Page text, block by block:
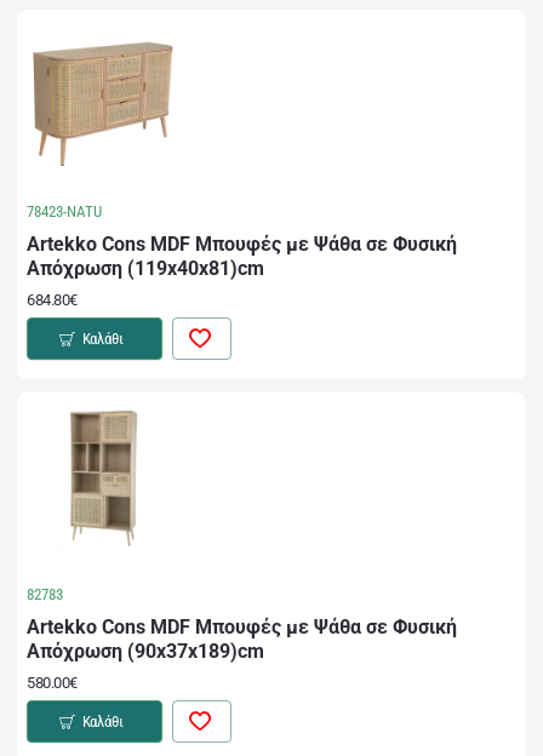
78423-NATU
Artekko Cons MDF Μπουφές με Ψάθα σε Φυσική
Απόχρωση (119x40x81)cm
684.80€
Καλάθι
82783
Artekko Cons MDF Μπουφές με Ψάθα σε Φυσική
Απόχρωση (90x37x189)cm
580.00€
Καλάθι